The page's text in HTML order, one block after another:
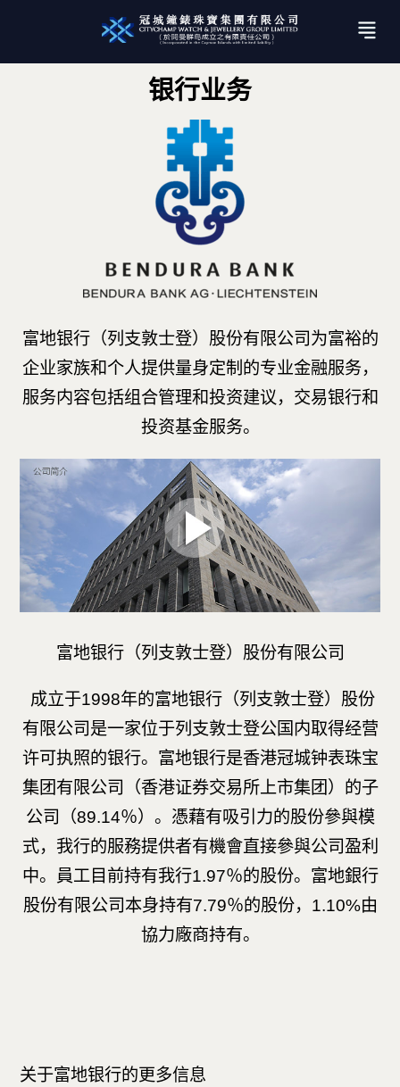
银行业务
富地银行（列支敦士登）股份有限公司为富裕的
企业家族和个人提供量身定制的专业金融服务，
服务内容包括组合管理和投资建议，交易银行和
投资基金服务。
富地银行（列支敦士登）股份有限公司
成立于1998年的富地银行（列支敦士登）股份
有限公司是一家位于列支敦士登公国内取得经营
许可执照的银行。富地银行是香港冠城钟表珠宝
集团有限公司（香港证券交易所上市集团）的子
公司（89.14％）。憑藉有吸引力的股份參與模
式，我行的服務提供者有機會直接參與公司盈利
中。員工目前持有我行1.97％的股份。富地銀行
股份有限公司本身持有7.79％的股份， 1.10%由
協力廠商持有。
关于富地银行的更多信息